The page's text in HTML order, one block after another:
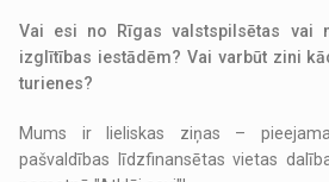
Vai esi no Rīgas valstspilsētas vai
izglītības iestādēm? Vai varbūt zini
turienes?
Mums ir lieliskas ziņas –
pašvaldības līdzfinansētas vietas